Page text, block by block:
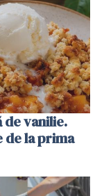
vanilie.
la prima